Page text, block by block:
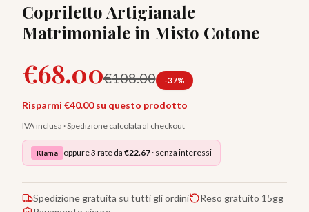
Copriletto Artigianale
Matrimoniale in Misto Cotone
€68.00€108.00 -37%
Risparmi €40.00su questo prodotto
IVA inclusa · Spedizione calcolata al checkout
Klarna oppure 3 rate da €22.67· senza interessi
Spedizione gratuita su tutti gli ordini
Reso gratuito 15gg